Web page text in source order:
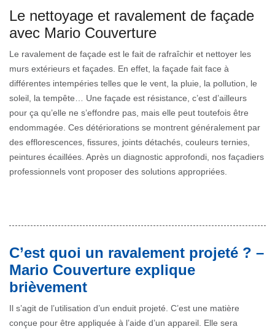
Le nettoyage et ravalement de façade
avec Mario Couverture
Le ravalement de façade est le fait de rafraîchir et nettoyer les
murs extérieurs et façades. En effet, la façade fait face à
différentes intempéries telles que le vent, la pluie, la pollution, le
soleil, la tempête… Une façade est résistance, c’est d’ailleurs
pour ça qu’elle ne s’effondre pas, mais elle peut toutefois être
endommagée. Ces détériorations se montrent généralement par
des efflorescences, fissures, joints détachés, couleurs ternies,
peintures écaillées. Après un diagnostic approfondi, nos façadiers
professionnels vont proposer des solutions appropriées.
C’est quoi un ravalement projeté ? –
Mario Couverture explique
brièvement
Il s’agit de l’utilisation d’un enduit projeté. C’est une matière
conçue pour être appliquée à l’aide d’un appareil. Elle sera